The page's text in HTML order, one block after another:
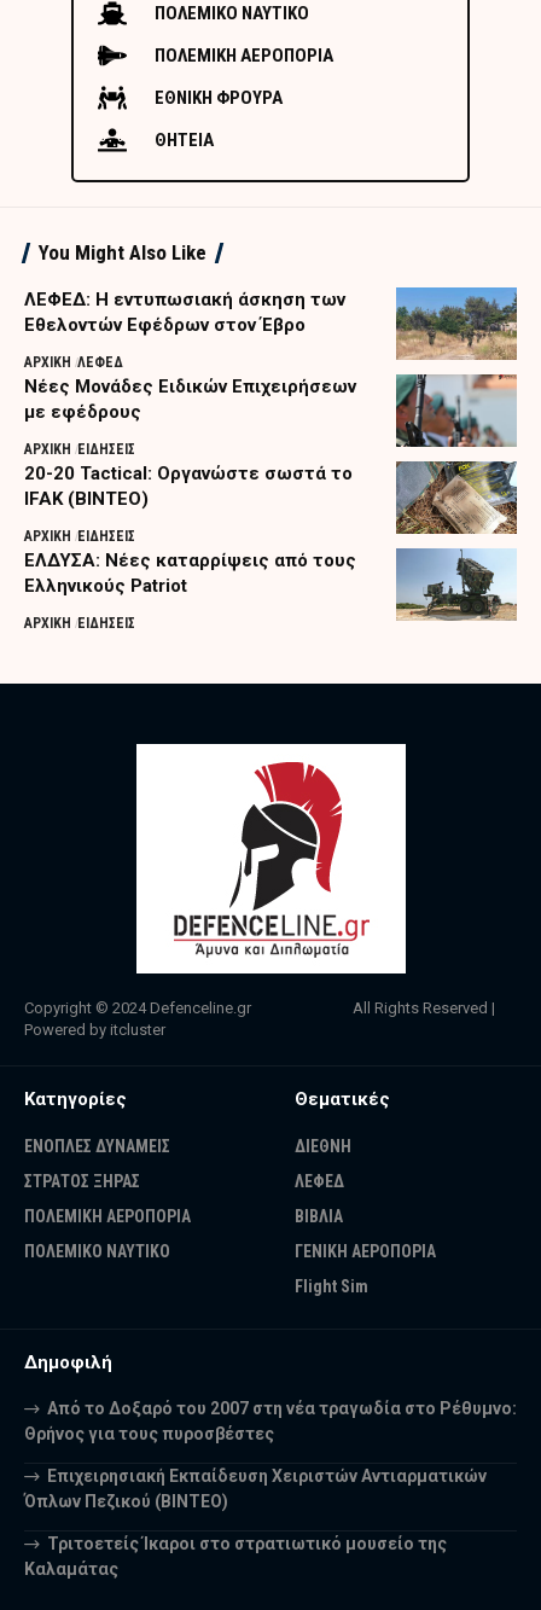
ΠΟΛΕΜΙΚΟ ΝΑΥΤΙΚΟ
ΠΟΛΕΜΙΚΗ ΑΕΡΟΠΟΡΙΑ
ΕΘΝΙΚΗ ΦΡΟΥΡΑ
ΘΗΤΕΙΑ
You Might Also Like
ΛΕΦΕΔ: Η εντυπωσιακή άσκηση των
Εθελοντών Εφέδρων στον Έβρο
ΑΡΧΙΚΗ ΛΕΦΕΔ
Nέες Μονάδες Ειδικών Επιχειρήσεων
με εφέδρους
ΑΡΧΙΚΗ ΕΙΔΗΣΕΙΣ
20-20 Tactical: Οργανώστε σωστά το
IFAK (ΒΙΝΤΕΟ)
ΑΡΧΙΚΗ ΕΙΔΗΣΕΙΣ
ΕΛΔΥΣΑ: Νέες καταρρίψεις από τους
Ελληνικούς Patriot
ΑΡΧΙΚΗ ΕΙΔΗΣΕΙΣ
Copyright © 2024 Defenceline.gr All Rights Reserved |
Powered by itcluster
Κατηγορίες
ΕΝΟΠΛΕΣ ΔΥΝΑΜΕΙΣ
ΣΤΡΑΤΟΣ ΞΗΡΑΣ
ΠΟΛΕΜΙΚΗ ΑΕΡΟΠΟΡΙΑ
ΠΟΛΕΜΙΚΟ ΝΑΥΤΙΚΟ
Θεματικές
ΔΙΕΘΝΗ
ΛΕΦΕΔ
ΒΙΒΛΙΑ
ΓΕΝΙΚΗ ΑΕΡΟΠΟΡΙΑ
Flight Sim
Δημοφιλή
Από το Δοξαρό του 2007 στη νέα τραγωδία στο Ρέθυμνο:
Θρήνος για τους πυροσβέστες
Επιχειρησιακή Εκπαίδευση Χειριστών Αντιαρματικών
Όπλων Πεζικού (ΒΙΝΤΕΟ)
Τριτοετείς Ίκαροι στο στρατιωτικό μουσείο της
Καλαμάτας